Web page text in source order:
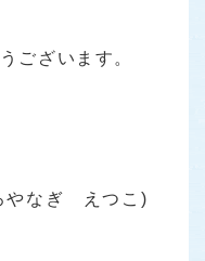
ございます。
やなぎ えつこ)